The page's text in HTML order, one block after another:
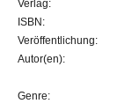
Verlag:
ISBN:
Veröffentlichung:
Autor(en):
Genre: